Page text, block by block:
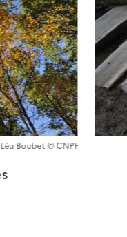
Léa Boubet © CNPF